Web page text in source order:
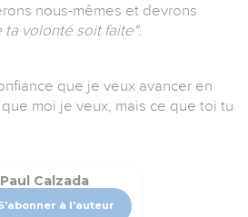
nous-mêmes et devrons
ta volonté soit faite".
que je veux avancer en
moi je veux, mais ce que toi tu
Paul Calzada
à l'auteur